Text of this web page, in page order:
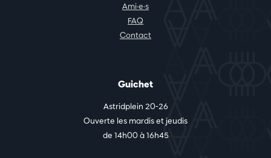
Ami·e·s
FAQ
Contact
Guichet
Astridplein 20-26
Ouverte les mardis et jeudis
de 14h00 à 16h45